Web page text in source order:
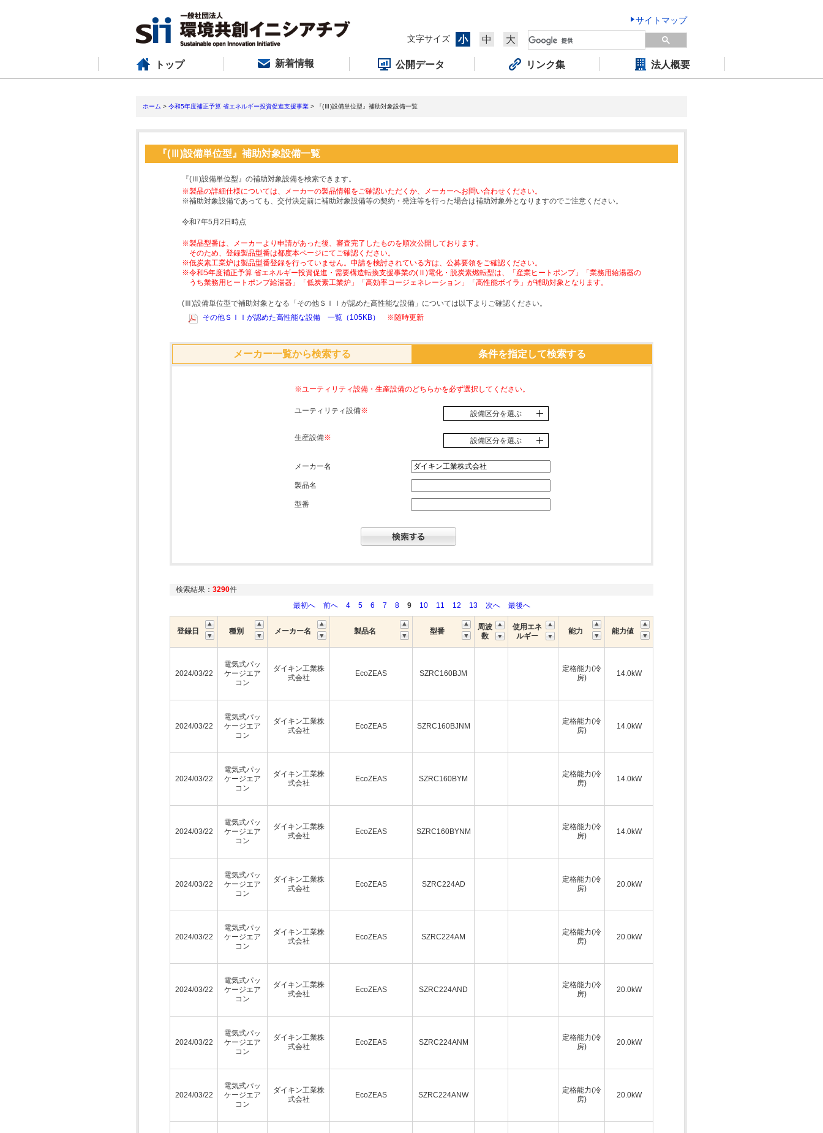
サイトマップ
文字サイズ
小 中 大
トップ 新着情報 公開データ リンク集 法人概要
ホーム > 令和5年度補正予算 省エネルギー投資促進支援事業 > 『(Ⅲ)設備単位型』補助対象設備一覧
『(Ⅲ)設備単位型』補助対象設備一覧
『(Ⅲ)設備単位型』の補助対象設備を検索できます。
※製品の詳細仕様については、メーカーの製品情報をご確認いただくか、メーカーへお問い合わせください。
※補助対象設備であっても、交付決定前に補助対象設備等の契約・発注等を行った場合は補助対象外となりますのでご注意ください。
令和7年5月2日時点
※製品型番は、メーカーより申請があった後、審査完了したものを順次公開しております。
そのため、登録製品型番は都度本ページにてご確認ください。
※低炭素工業炉は製品型番登録を行っていません。申請を検討されている方は、公募要領をご確認ください。
※令和5年度補正予算 省エネルギー投資促進・需要構造転換支援事業の(Ⅱ)電化・脱炭素燃転型は、「産業ヒートポンプ」「業務用給湯器の
うち業務用ヒートポンプ給湯器」「低炭素工業炉」「高効率コージェネレーション」「高性能ボイラ」が補助対象となります。
(Ⅲ)設備単位型で補助対象となる「その他ＳＩＩが認めた高性能な設備」については以下よりご確認ください。
その他ＳＩＩが認めた高性能な設備 一覧（105KB）
※随時更新
メーカー一覧から検索する 条件を指定して検索する
※ユーティリティ設備・生産設備のどちらかを必ず選択してください。
ユーティリティ設備※ 設備区分を選ぶ
生産設備※ 設備区分を選ぶ
メーカー名
製品名
型番
検索結果： 3290件
最初へ
前へ 4 5 6 7 8 9 10 11 12 13 次へ 最後へ
登録日 種別 メーカー名 製品名 型番
周波
数
使用エネ
ルギー
能力 能力値
2024/03/22
電気式パッ
ケージエア
コン
ダイキン工業株
式会社
EcoZEAS SZRC160BJM
定格能力(冷
房)
14.0kW
2024/03/22
電気式パッ
ケージエア
コン
ダイキン工業株
式会社
EcoZEAS SZRC160BJNM
定格能力(冷
房)
14.0kW
2024/03/22
電気式パッ
ケージエア
コン
ダイキン工業株
式会社
EcoZEAS SZRC160BYM
定格能力(冷
房)
14.0kW
2024/03/22
電気式パッ
ケージエア
コン
ダイキン工業株
式会社
EcoZEAS SZRC160BYNM
定格能力(冷
房)
14.0kW
2024/03/22
電気式パッ
ケージエア
コン
ダイキン工業株
式会社
EcoZEAS SZRC224AD
定格能力(冷
房)
20.0kW
2024/03/22
電気式パッ
ケージエア
コン
ダイキン工業株
式会社
EcoZEAS SZRC224AM
定格能力(冷
房)
20.0kW
2024/03/22
電気式パッ
ケージエア
コン
ダイキン工業株
式会社
EcoZEAS SZRC224AND
定格能力(冷
房)
20.0kW
2024/03/22
電気式パッ
ケージエア
コン
ダイキン工業株
式会社
EcoZEAS SZRC224ANM
定格能力(冷
房)
20.0kW
2024/03/22
電気式パッ
ケージエア
コン
ダイキン工業株
式会社
EcoZEAS SZRC224ANW
定格能力(冷
房)
20.0kW